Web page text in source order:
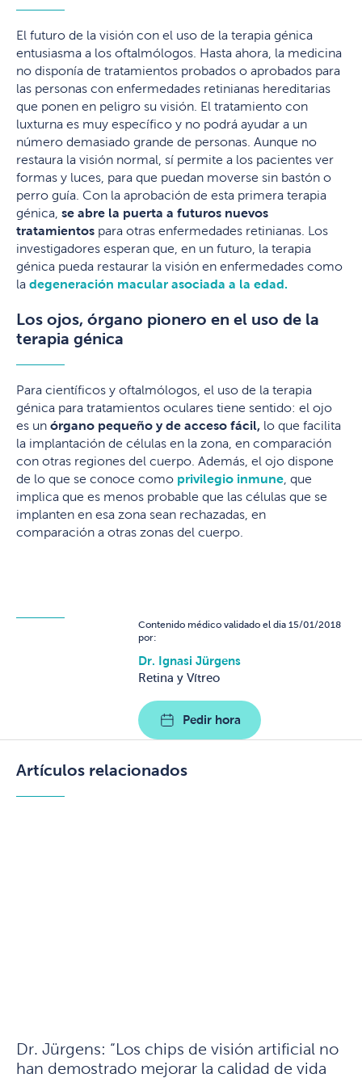
El futuro de la visión con el uso de la terapia génica
entusiasma a los oftalmólogos. Hasta ahora, la medicina
no disponía de tratamientos probados o aprobados para
las personas con enfermedades retinianas hereditarias
que ponen en peligro su visión. El tratamiento con
luxturna es muy específico y no podrá ayudar a un
número demasiado grande de personas. Aunque no
restaura la visión normal, sí permite a los pacientes ver
formas y luces, para que puedan moverse sin bastón o
perro guía. Con la aprobación de esta primera terapia
génica, se abre la puerta a futuros nuevos
tratamientos para otras enfermedades retinianas. Los
investigadores esperan que, en un futuro, la terapia
génica pueda restaurar la visión en enfermedades como
la degeneración macular asociada a la edad.
Los ojos, órgano pionero en el uso de la
terapia génica
Para científicos y oftalmólogos, el uso de la terapia
génica para tratamientos oculares tiene sentido: el ojo
es un órgano pequeño y de acceso fácil, lo que facilita
la implantación de células en la zona, en comparación
con otras regiones del cuerpo. Además, el ojo dispone
de lo que se conoce como privilegio inmune , que
implica que es menos probable que las células que se
implanten en esa zona sean rechazadas, en
comparación a otras zonas del cuerpo.
Contenido médico validado el dia 15/01/2018
por:
Dr. Ignasi Jürgens
Retina y Vítreo
Pedir hora
Artículos relacionados
Dr. Jürgens: “Los chips de visión artificial no
han demostrado mejorar la calidad de vida